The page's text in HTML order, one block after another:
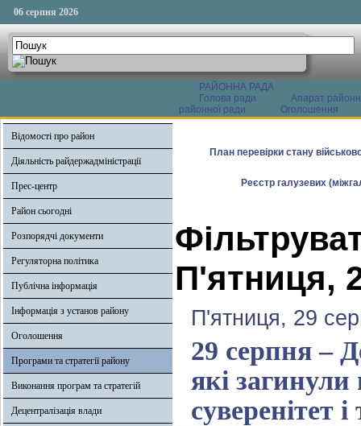
06 серпня 2026
РАЙОННА РАДА
Голова ради
Апарат
районної ради
Оголошення
Відомості про район
Діяльність райдержадміністрації
Прес-центр
Район сьогодні
Розпорядчі документи
Регуляторна політика
Публічна інформація
Інформація з установ району
Оголошення
Програми та стратегії району
Виконання програм та стратегій
Децентралізація влади
План перевірки стану
Реєстр галузевих
П'ятниця,
П'ятниця, 29
29 серпня –
які загинули
суверенітет